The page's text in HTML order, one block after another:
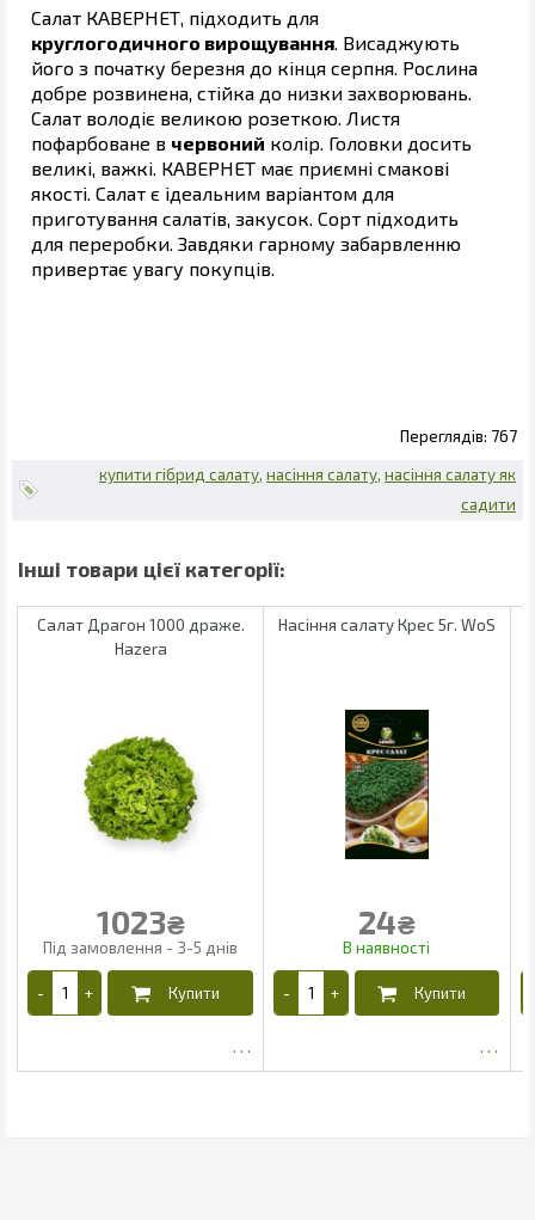
Салат КАВЕРНЕТ, підходить для
круглогодичного вирощування. Висаджують
його з початку березня до кінця серпня. Рослина
добре розвинена, стійка до низки захворювань.
Салат володіє великою розеткою. Листя
пофарбоване в червоний колір. Головки досить
великі, важкі. КАВЕРНЕТ має приємні смакові
якості. Салат є ідеальним варіантом для
приготування салатів, закусок. Сорт підходить
для переробки. Завдяки гарному забарвленню
привертає увагу покупців.
767
купити гібрид салату насіння салату насіння салату як
садити
Салат Драгон 1000 драже.
Hazera
1023₴
Насіння салату Крес 5г. WoS
24₴